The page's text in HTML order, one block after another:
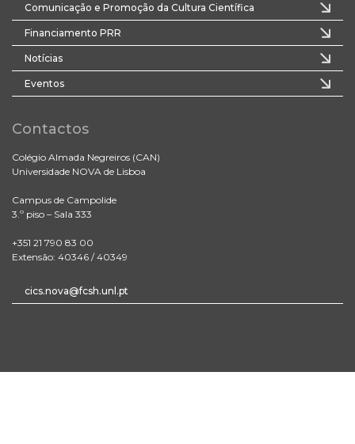
Comunicação e Promoção da Cultura Científica
Financiamento PRR
Notícias
Eventos
Contactos
Colégio Almada Negreiros (CAN)
Universidade NOVA de Lisboa
Campus de Campolide
3.º piso – Sala 333
+351 21 790 83 00
Extensão: 40346 / 40349
cics.nova@fcsh.unl.pt